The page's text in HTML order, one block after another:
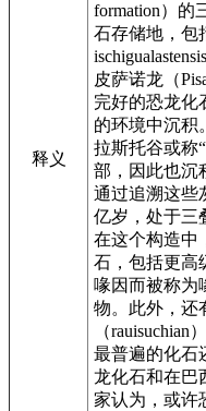
释义
formation）的
石存储地，包
皮萨诺龙（
完好的恐龙化
的环境中沉
拉斯托谷或
部，因此也沉
通过追溯这些
亿岁，处于三
在这个构造中
石，包括更高
喙因而被称为
物。此外，还
（
最普遍的化石
龙化石和在巴
家认为，或许